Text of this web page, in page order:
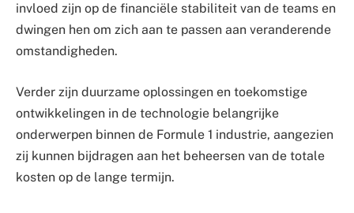
invloed zijn op de financiële stabiliteit van de teams en
dwingen hen om zich aan te passen aan veranderende
omstandigheden.
Verder zijn duurzame oplossingen en toekomstige
ontwikkelingen in de technologie belangrijke
onderwerpen binnen de Formule 1 industrie, aangezien
zij kunnen bijdragen aan het beheersen van de totale
kosten op de lange termijn.